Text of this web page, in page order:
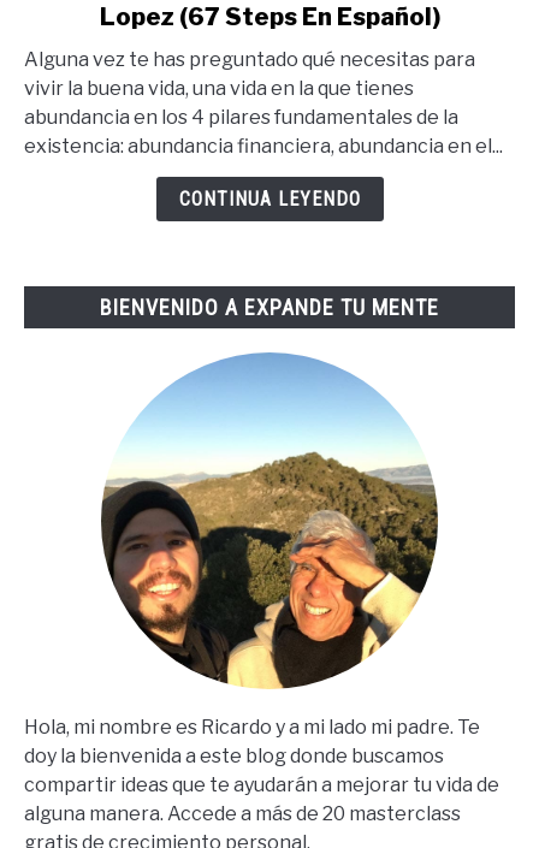
67
Pasos
Para
Steps
Lopez (67 Steps En Español)
Alguna vez te has preguntado qué necesitas para
vivir la buena vida, una vida en la que tienes
abundancia en los 4 pilares fundamentales de la
existencia: abundancia financiera, abundancia en el...
CONTINUA LEYENDO
BIENVENIDO A EXPANDE TU MENTE
Hola, mi nombre es Ricardo y a mi lado mi padre. Te
doy la bienvenida a este blog donde buscamos
compartir ideas que te ayudarán a mejorar tu vida de
alguna manera. Accede a más de 20 masterclass
gratis de crecimiento personal.